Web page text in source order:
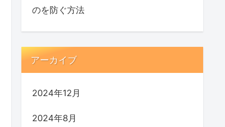
のを防ぐ方法
アーカイブ
2024年12月
2024年8月